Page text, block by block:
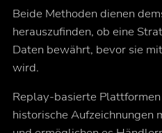
Beide Methoden dienen
herauszufinden, ob eine
Daten bewährt, bevor sie
wird.
Replay-basierte
historische Aufzeichnungen